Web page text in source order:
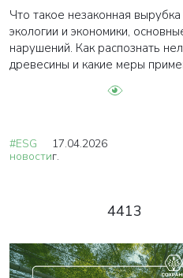
Что такое незаконная
экологии и экономики,
нарушений. Как распознать
древесины и какие меры
#ESG
новости
17.04.2026
г.
4413